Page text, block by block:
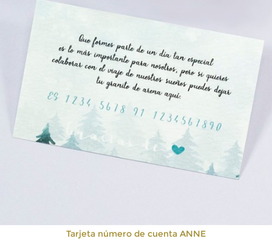
Tarjeta número de cuenta ANNE